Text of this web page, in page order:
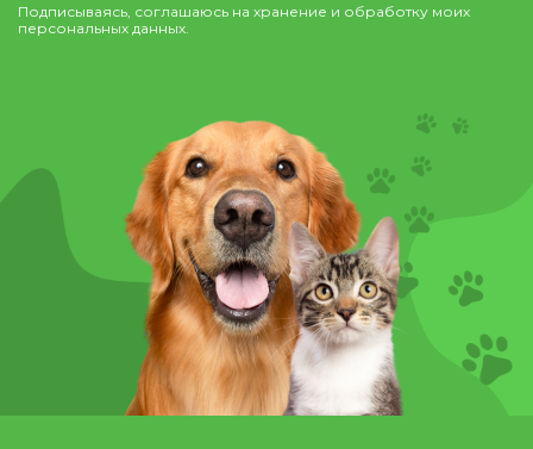
Подписываясь, соглашаюсь на хранение и обработку моих
персональных данных.